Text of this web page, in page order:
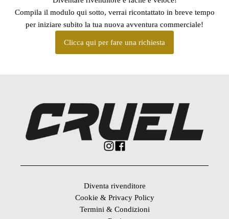
Compila il modulo qui sotto, verrai ricontattato in breve tempo
per iniziare subito la tua nuova avventura commerciale!
Clicca qui per fare una richiesta
Diventa rivenditore
Cookie & Privacy Policy
Termini & Condizioni